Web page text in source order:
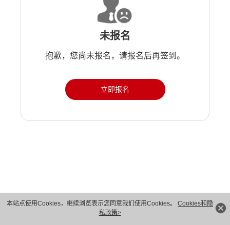
本站点使用Cookies，继续浏览表示您同意我们使用Cookies。 Cookies和隐
私政策>
未报名
抱歉，您尚未报名，请报名后再签到。
立即报名
版权所有 © 华为技术有限公司 1998-2026。 保留一切权利。粤A2-20044005号
隐私保护
法律声明